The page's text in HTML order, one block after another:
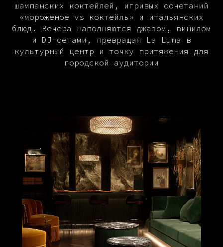
шампанских коктейлей, игривых сочетаний
«мороженое vs коктейль» и итальянских
блюд. Вечера наполняются джазом, винилом
и DJ-сетами, превращая La Luna в
культурный центр и точку притяжения для
городской аудитории